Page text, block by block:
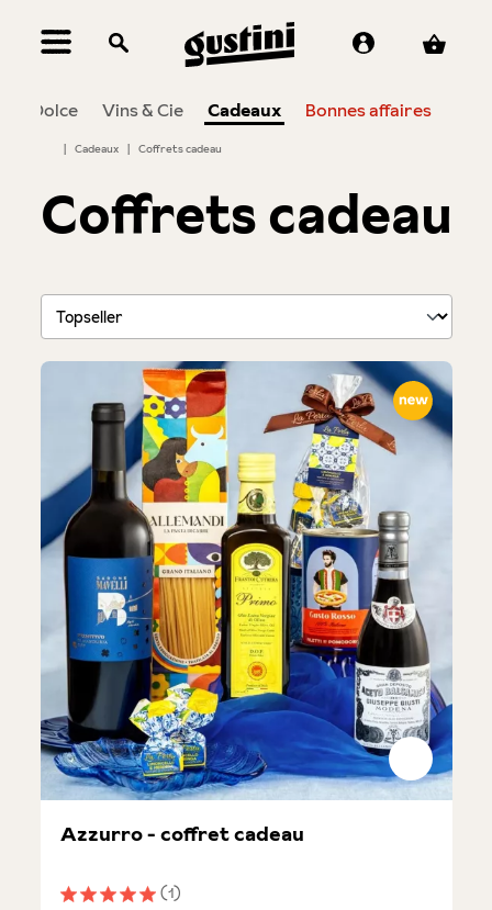
principal
Dolce Vins & Cie Cadeaux Bonnes affaires
| Cadeaux | Coffrets cadeau
Coffrets cadeau
(1)
Azzurro - coffret cadeau